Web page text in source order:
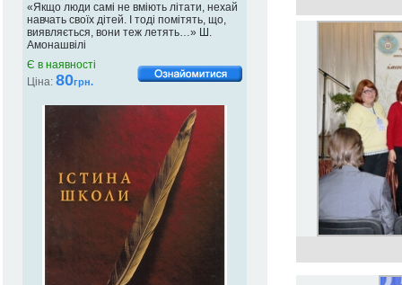
«Якщо люди самі не вміють літати, нехай
навчать своїх дітей. І тоді помітять, що,
виявляється, вони теж летять…» Ш.
Амонашвілі
Є в наявності
Ціна: 80грн.